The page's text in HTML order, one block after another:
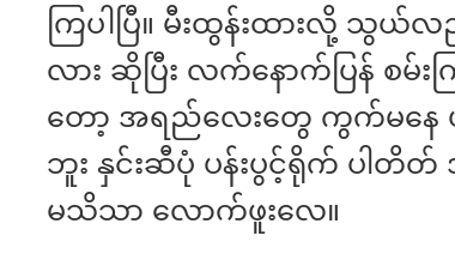
ကြပါပြီ။ မီးထွန်းထားလို့ သွယ်လ
လား ဆိုပြီး လက်နောက်ပြန် စမ်
တော့ အရည်လေးတွေ ကွက်မနေ ပ
ဘူး နှင်းဆီပုံ ပန်းပွင့်ရိုက် ပါ
မသိသာ လောက်ဖူးလေ။